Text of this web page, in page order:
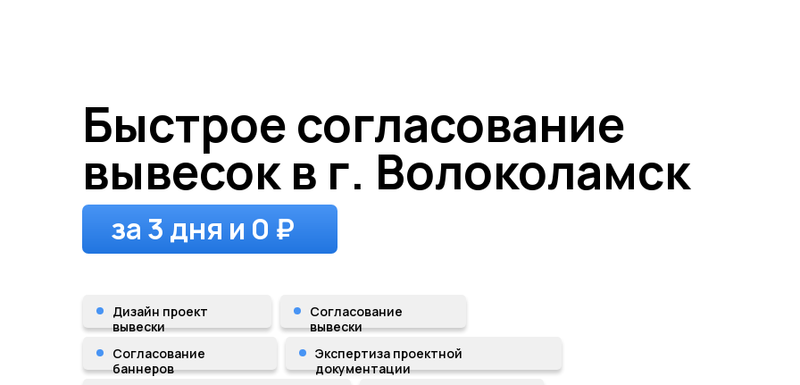
за 3 дня и 0 ₽
Дизайн проект
вывески
Согласование
вывески
Быстрое согласование
вывесок в г. Волоколамск
Согласование
баннеров
Экспертиза проектной
документации